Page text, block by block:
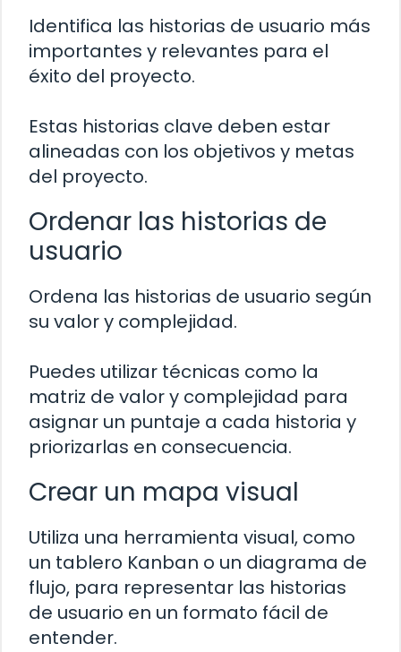
Identifica las historias de usuario más
importantes y relevantes para el
éxito del proyecto.
Estas historias clave deben estar
alineadas con los objetivos y metas
del proyecto.
Ordenar las historias de
usuario
Ordena las historias de usuario según
su valor y complejidad.
Puedes utilizar técnicas como la
matriz de valor y complejidad para
asignar un puntaje a cada historia y
priorizarlas en consecuencia.
Crear un mapa visual
Utiliza una herramienta visual, como
un tablero Kanban o un diagrama de
flujo, para representar las historias
de usuario en un formato fácil de
entender.